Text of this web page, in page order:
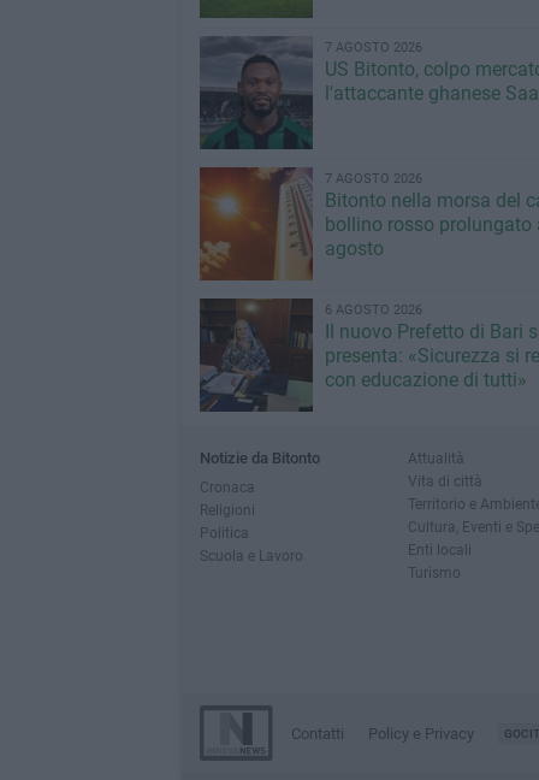
7 AGOSTO 2026
US Bitonto, colpo
l'attaccante ghanese
7 AGOSTO 2026
Bitonto nella morsa del
bollino rosso prolungato
agosto
6 AGOSTO 2026
Il nuovo Prefetto di Bari
presenta: «Sicurezza si
con educazione di tutti»
Notizie da Bitonto
Cronaca
Religioni
Politica
Scuola e Lavoro
Attualità
Vita di città
Territorio e
Cultura, Eventi e
Enti locali
Turismo
Contatti Policy e Privacy